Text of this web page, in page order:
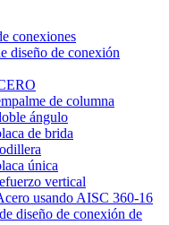
conexiones
diseño de conexión
de columna
ángulo
de brida
única
vertical
usando AISC 360-16
diseño de conexión de